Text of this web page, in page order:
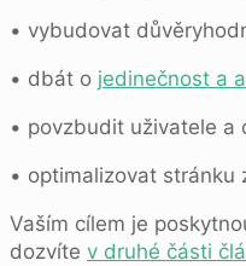
• vybudovat
• dbát o jedinečnost a
• povzbudit uživatele a
• optimalizovat stránku
Vaším cílem je
dozvíte v druhé části